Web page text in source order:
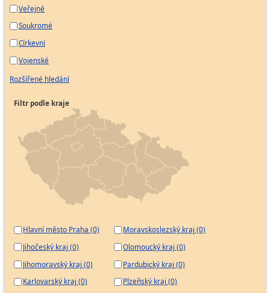
Veřejné
Soukromé
Církevní
Vojenské
Rozšířené hledání
Filtr podle kraje
Hlavní město Praha (0)
Jihočeský kraj (0)
Jihomoravský kraj (0)
Karlovarský kraj (0)
Moravskoslezský kraj (0)
Olomoucký kraj (0)
Pardubický kraj (0)
Plzeňský kraj (0)